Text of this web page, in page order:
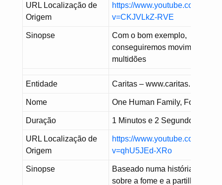
URL Localização de
Origem
https://www.youtube.com/
v=CKJVLkZ-RVE
Sinopse
Com o bom exemplo,
conseguiremos movimentar
multidões
Entidade Caritas – www.caritas.pt
Nome One Human Family, Food for
Duração 1 Minutos e 2 Segundos
URL Localização de
Origem
https://www.youtube.com/
v=qhU5JEd-XRo
Sinopse
Baseado numa história antiga
sobre a fome e a partilha, este